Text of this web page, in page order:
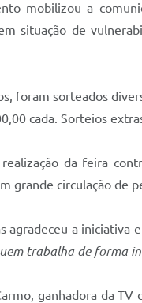
mobilizou a
situação de
foram sorteados
cada. Sorteios
da feira
grande circulação de
agradeceu a iniciativa
trabalha de forma
ganhadora da